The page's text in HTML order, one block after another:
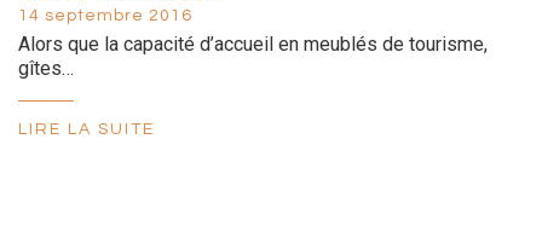
14 septembre 2016
Alors que la capacité d’accueil en meublés de tourisme,
gîtes…
LIRE LA SUITE